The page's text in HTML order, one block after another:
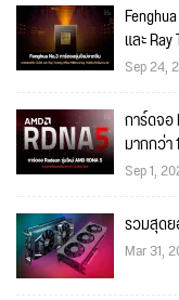
และ
Sep 24,
การ์ดจอ
มากกว่า
Sep 1,
รวมสุด
Mar 31,